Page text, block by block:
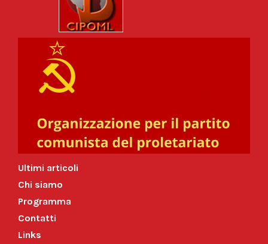
Ultimi articoli
Chi siamo
Programma
Contatti
Links